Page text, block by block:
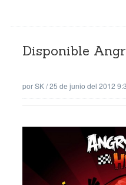
Disponible
porSK/25 de junio del 2012